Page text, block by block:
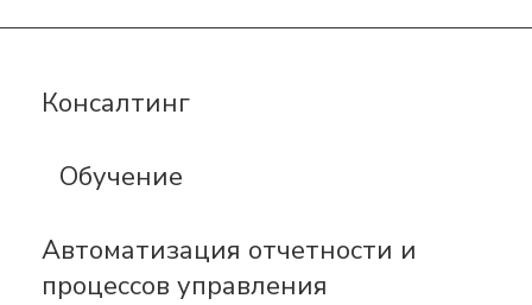
Консалтинг
Обучение
Автоматизация отчетности и
процессов управления